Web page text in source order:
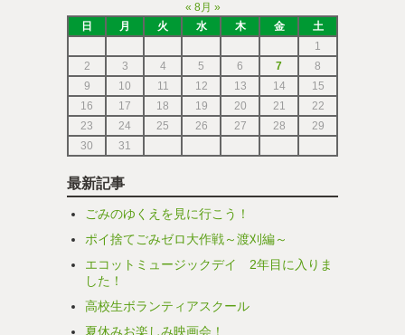
« 8月 »
日
月 火 水 木 金
土
1
2
3 4 5 6 7
8
9
10 11 12 13 14
15
16
17 18 19 20 21
22
23
24 25 26 27 28
29
30
31
最新記事
ごみのゆくえを見に行こう！
ポイ捨てごみゼロ大作戦～渡刈編～
エコットミュージックデイ 2年目に入りま
した！
高校生ボランティアスクール
夏休みお楽しみ映画会！